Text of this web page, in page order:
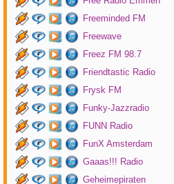
Freeminded FM
Freewave
Freez FM 98.7
Friendtastic Radio
Frysk FM
Funky-Jazzradio
FUNN Radio
FunX Amsterdam
Gaaas!!! Radio
Geheimepiraten